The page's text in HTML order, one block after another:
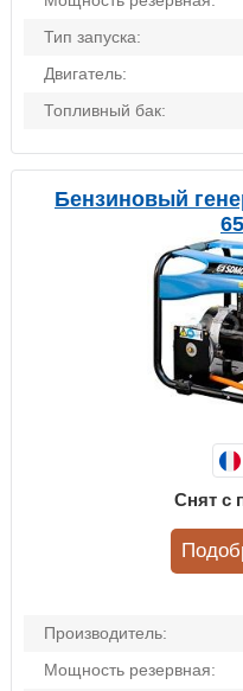
Тип запуска:
Двигатель:
Топливный бак:
Бензиновый
Производитель:
Мощность резервная:
Снят с